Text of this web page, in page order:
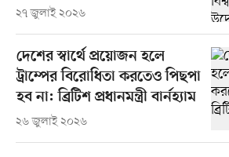
২৭ জুলাই ২০২৬
দেশের স্বার্থে প্রয়োজন হলে
ট্রাম্পের বিরোধিতা করতেও পিছপা
হব না: ব্রিটিশ প্রধানমন্ত্রী বার্নহ্যাম
২৬ জুলাই ২০২৬